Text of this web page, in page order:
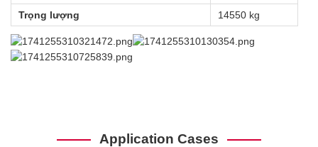
Trọng lượng
14550 kg
Application Cases